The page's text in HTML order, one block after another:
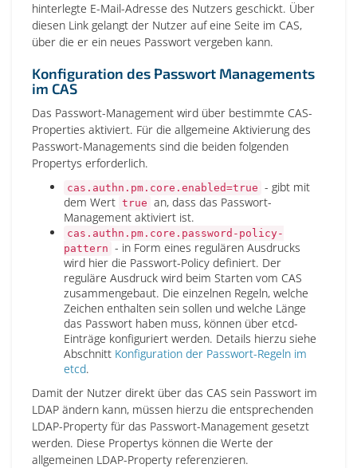
hinterlegte E-Mail-Adresse des Nutzers geschickt. Über
diesen Link gelangt der Nutzer auf eine Seite im CAS,
über die er ein neues Passwort vergeben kann.
Konfiguration des Passwort Managements
im CAS
Das Passwort-Management wird über bestimmte CAS-
Properties aktiviert. Für die allgemeine Aktivierung des
Passwort-Managements sind die beiden folgenden
Propertys erforderlich.
cas.authn.pm.core.enabled=true - gibt mit
dem Wert true an, dass das Passwort-
Management aktiviert ist.
cas.authn.pm.core.password-policy-
pattern - in Form eines regulären Ausdrucks
wird hier die Passwort-Policy definiert. Der
reguläre Ausdruck wird beim Starten vom CAS
zusammengebaut. Die einzelnen Regeln, welche
Zeichen enthalten sein sollen und welche Länge
das Passwort haben muss, können über etcd-
Einträge konfiguriert werden. Details hierzu siehe
Abschnitt Konfiguration der Passwort-Regeln im
etcd.
Damit der Nutzer direkt über das CAS sein Passwort im
LDAP ändern kann, müssen hierzu die entsprechenden
LDAP-Property für das Passwort-Management gesetzt
werden. Diese Propertys können die Werte der
allgemeinen LDAP-Property referenzieren.